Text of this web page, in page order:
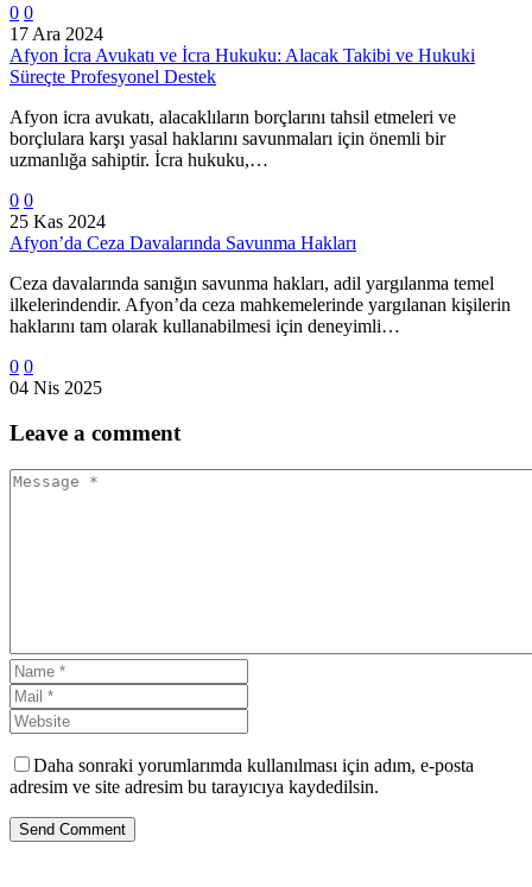
0 0
17 Ara 2024
Afyon İcra Avukatı ve İcra Hukuku: Alacak Takibi ve Hukuki
Süreçte Profesyonel Destek
Afyon icra avukatı, alacaklıların borçlarını tahsil etmeleri ve
borçlulara karşı yasal haklarını savunmaları için önemli bir
uzmanlığa sahiptir. İcra hukuku,…
0 0
25 Kas 2024
Afyon’da Ceza Davalarında Savunma Hakları
Ceza davalarında sanığın savunma hakları, adil yargılanma temel
ilkelerindendir. Afyon’da ceza mahkemelerinde yargılanan kişilerin
haklarını tam olarak kullanabilmesi için deneyimli…
0 0
04 Nis 2025
Leave a comment
Daha sonraki yorumlarımda kullanılması için adım, e-posta
adresim ve site adresim bu tarayıcıya kaydedilsin.
Send Comment